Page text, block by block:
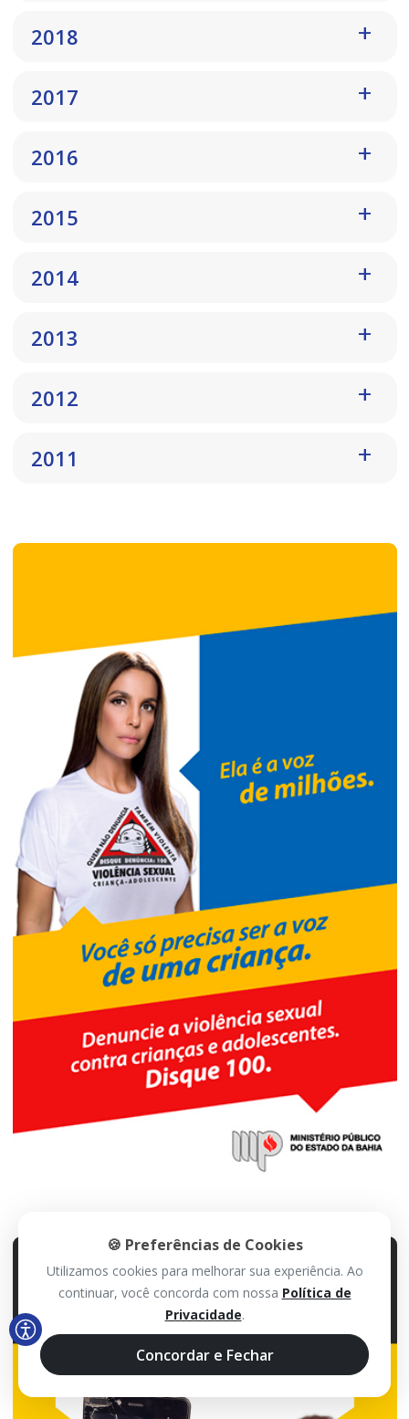
2018
2017
2016
2015
2014
2013
2012
2011
🍪 Preferências de Cookies
Utilizamos cookies para melhorar sua experiência. Ao
continuar, você concorda com nossa Política de
Privacidade.
Concordar e Fechar